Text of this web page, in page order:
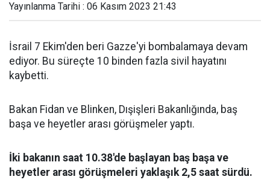
Yayınlanma Tarihi : 06 Kasım 2023 21:43
İsrail 7 Ekim'den beri Gazze'yi bombalamaya devam
ediyor. Bu süreçte 10 binden fazla sivil hayatını
kaybetti.
Bakan Fidan ve Blinken, Dışişleri Bakanlığında, baş
başa ve heyetler arası görüşmeler yaptı.
İki bakanın saat 10.38'de başlayan baş başa ve
heyetler arası görüşmeleri yaklaşık 2,5 saat sürdü.